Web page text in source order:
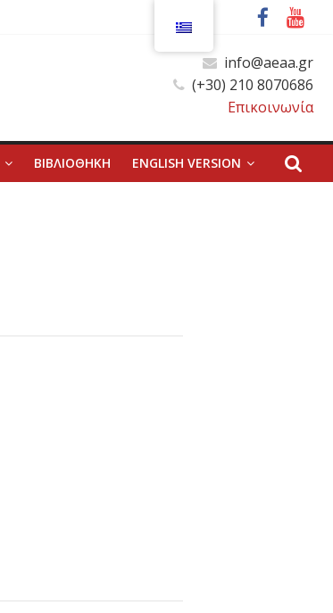
info@aeaa.gr
(+30) 210 8070686
Επικοινωνία
ΒΙΒΛΙΟΘΗΚΗ ENGLISH VERSION